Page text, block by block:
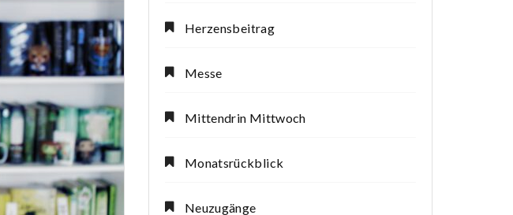
Herzensbeitrag
Messe
Mittendrin Mittwoch
Monatsrückblick
Neuzugänge